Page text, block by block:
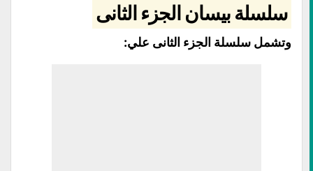
سلسلة بيسان الجزء الثانى
وتشمل سلسلة الجزء الثانى علي: